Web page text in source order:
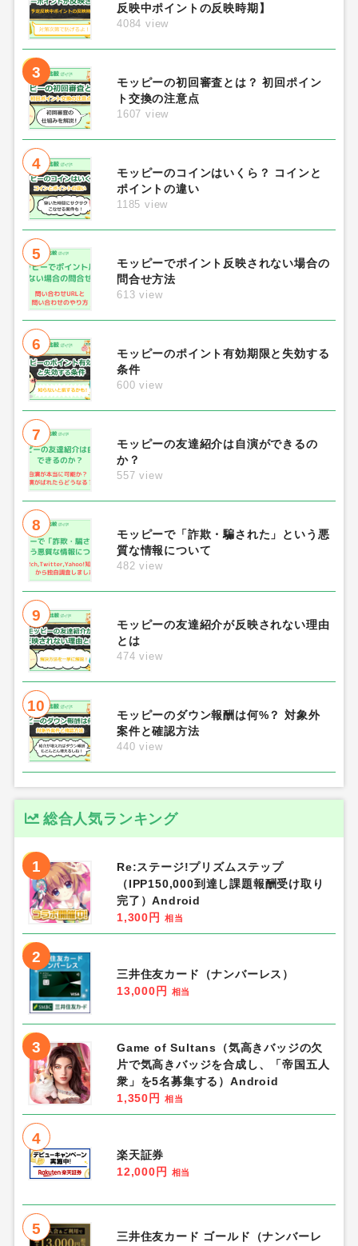
反映中ポイントの反映時期】
4084 view
3
モッピーの初回審査とは？ 初回ポイン
ト交換の注意点
1607 view
4
モッピーのコインはいくら？ コインと
ポイントの違い
1185 view
5
モッピーでポイント反映されない場合の
問合せ方法
613 view
6
モッピーのポイント有効期限と失効する
条件
600 view
7
モッピーの友達紹介は自演ができるの
か？
557 view
8
モッピーで「詐欺・騙された」という悪
質な情報について
482 view
9
モッピーの友達紹介が反映されない理由
とは
474 view
10
モッピーのダウン報酬は何%？ 対象外
案件と確認方法
440 view
総合人気ランキング
1
Re:ステージ!プリズムステップ
（IPP150,000到達し課題報酬受け取り
完了）Android
1,300円
相当
2
三井住友カード（ナンバーレス）
13,000円
相当
3
Game of Sultans（気高きバッジの欠
片で気高きバッジを合成し、「帝国五人
衆」を5名募集する）Android
1,350円
相当
4
楽天証券
12,000円
相当
5
三井住友カード ゴールド（ナンバーレ